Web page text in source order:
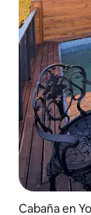
Cabaña en